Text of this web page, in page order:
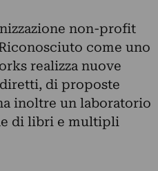
non-profit
come uno
realizza nuove
di proposte
inoltre un laboratorio
di libri e multipli